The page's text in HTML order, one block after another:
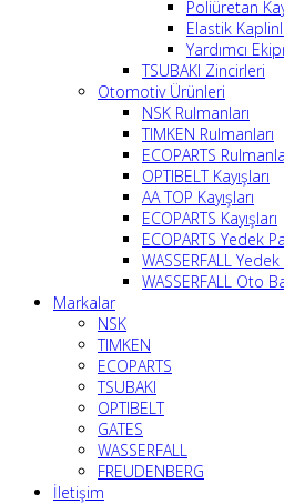
Poliüretan
Elastik
Yardımcı
TSUBAKI Zincirleri
Otomotiv Ürünleri
NSK Rulmanları
TIMKEN Rulmanları
ECOPARTS
OPTIBELT Kayışları
AA TOP Kayışları
ECOPARTS Kayışları
ECOPARTS Yedek
WASSERFALL
WASSERFALL Oto
Markalar
NSK
TIMKEN
ECOPARTS
TSUBAKI
OPTIBELT
GATES
WASSERFALL
FREUDENBERG
İletişim